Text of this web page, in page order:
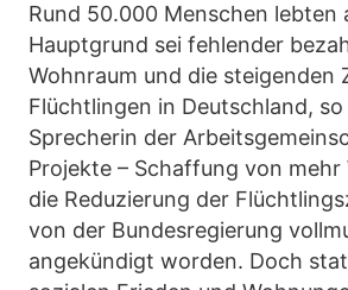
Rund 50.000 Menschen lebten
Hauptgrund sei fehlender
Wohnraum und die steigenden
Flüchtlingen in Deutschland, so
Sprecherin der
Projekte – Schaffung von mehr
die Reduzierung der
von der Bundesregierung
angekündigt worden. Doch